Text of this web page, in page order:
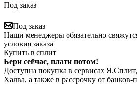
Под заказ
Под заказ
Наши менеджеры обязательно
условия заказа
Купить в сплит
Бери сейчас, плати потом!
Доступна покупка в сервисах
Халва, а также в рассрочку от банков-